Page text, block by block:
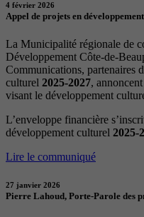
4 février 2026
Appel de projets en
La Municipalité régionale de
Développement Côte-de-
Communications, partenaires
culturel 2025-2027,
visant le développement
L’enveloppe financière
développement culturel 2025-
Lire le communiqué
27 janvier 2026
Pierre Lahoud, Porte-Parole des